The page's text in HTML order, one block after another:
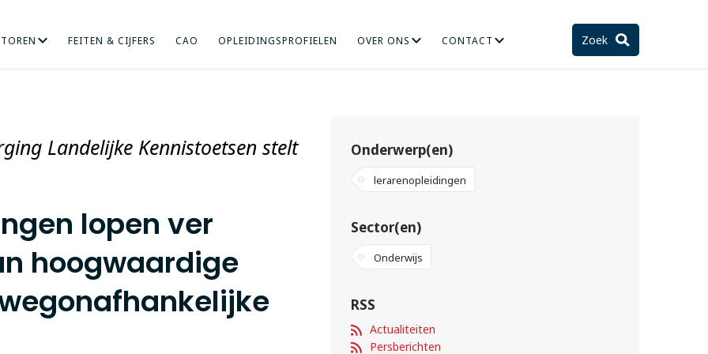
ONDERZOEK INTERNATIONALISERING MENS EN ORGANISATIE STELSEL EN TOEKOMST
HOGERE SOCIALE STUDIES KUNST ONDERWIJS
FEITEN & CIJFERS CAO OPLEIDINGSPROFIELEN OVER ONS CONTACT Zoek
Landelijke Kennistoetsen stelt
lopen ver
hoogwaardige
Onderwerp(en)
lerarenopleidingen
Sector(en)
Onderwijs
RSS
Actualiteiten
Persberichten